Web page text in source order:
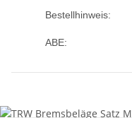
Bestellhinweis:
ABE: